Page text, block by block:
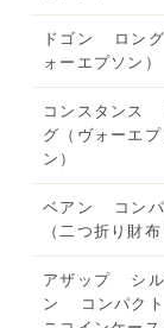
ドゴン ロン
ォーエプソン）
コンスタンス
グ（ヴォーエプ
ン）
ベアン コンパ
（二つ折り財布
アザップ シル
ン コンパクト